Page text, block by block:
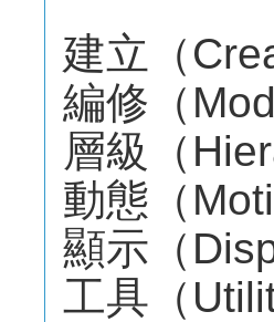
建立（
編修（
層級（
動態（
顯示（
工具（